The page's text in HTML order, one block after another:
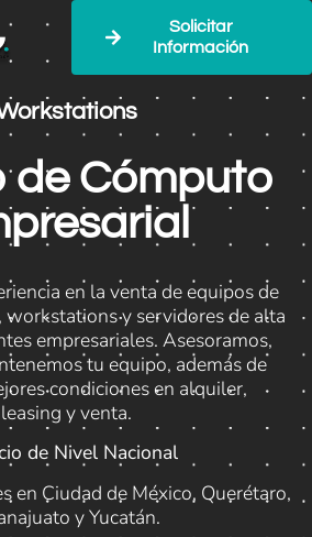
Solicitar
Información
de Cómputo
en la venta de equipos de
workstations y servidores de alta
empresariales. Asesoramos,
tu equipo, además de
condiciones en alquiler,
leasing y venta.
de Nivel Nacional
en Ciudad de México, Querétaro,
y Yucatán.